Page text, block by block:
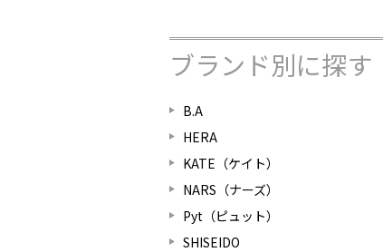
ブランド別に探す
B.A
HERA
KATE（ケイト）
NARS（ナーズ）
Pyt（ピュット）
SHISEIDO